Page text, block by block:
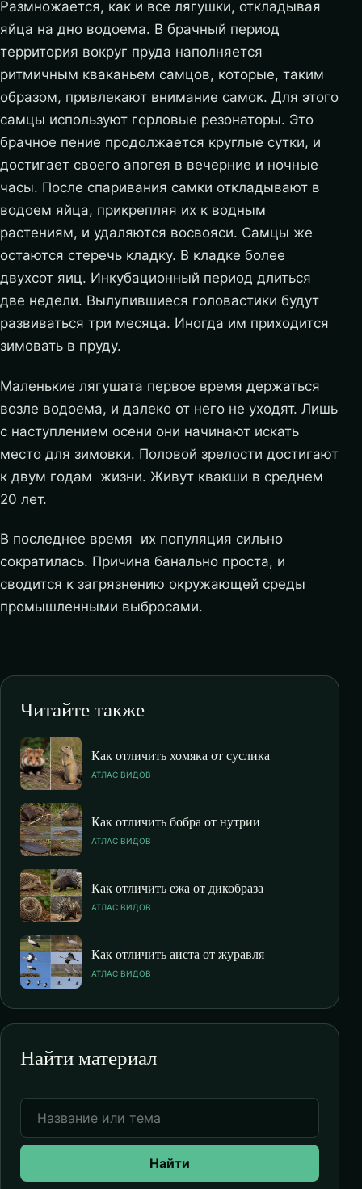
Размножается, как и все лягушки, откладывая
яйца на дно водоема. В брачный период
территория вокруг пруда наполняется
ритмичным кваканьем самцов, которые, таким
образом, привлекают внимание самок. Для этого
самцы используют горловые резонаторы. Это
брачное пение продолжается круглые сутки, и
достигает своего апогея в вечерние и ночные
часы. После спаривания самки откладывают в
водоем яйца, прикрепляя их к водным
растениям, и удаляются восвояси. Самцы же
остаются стеречь кладку. В кладке более
двухсот яиц. Инкубационный период длиться
две недели. Вылупившиеся головастики будут
развиваться три месяца. Иногда им приходится
зимовать в пруду.
Маленькие лягушата первое время держаться
возле водоема, и далеко от него не уходят. Лишь
с наступлением осени они начинают искать
место для зимовки. Половой зрелости достигают
к двум годам жизни. Живут квакши в среднем
20 лет.
В последнее время их популяция сильно
сократилась. Причина банально проста, и
сводится к загрязнению окружающей среды
промышленными выбросами.
Читайте также
Как отличить хомяка от суслика
АТЛАС ВИДОВ
Как отличить бобра от нутрии
АТЛАС ВИДОВ
Как отличить ежа от дикобраза
АТЛАС ВИДОВ
Как отличить аиста от журавля
АТЛАС ВИДОВ
Найти материал
Найти